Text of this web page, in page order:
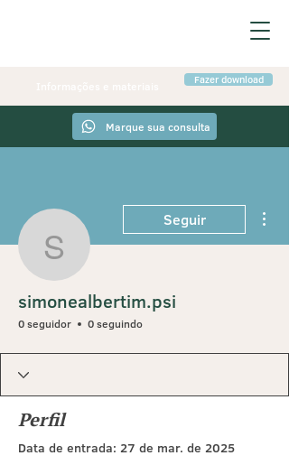
Marque sua consulta
Fazer download
Seguir
simonealbertim.psi
0 seguidor 0 seguindo
Perfil
Data de entrada: 27 de mar. de 2025